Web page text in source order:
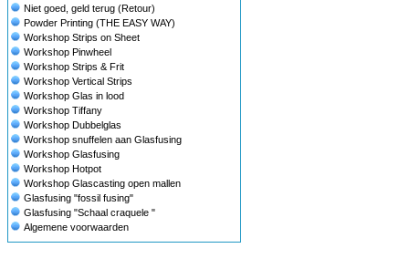
Niet goed, geld terug (Retour)
Powder Printing (THE EASY WAY)
Workshop Strips on Sheet
Workshop Pinwheel
Workshop Strips & Frit
Workshop Vertical Strips
Workshop Glas in lood
Workshop Tiffany
Workshop Dubbelglas
Workshop snuffelen aan Glasfusing
Workshop Glasfusing
Workshop Hotpot
Workshop Glascasting open mallen
Glasfusing "fossil fusing"
Glasfusing "Schaal craquele "
Algemene voorwaarden